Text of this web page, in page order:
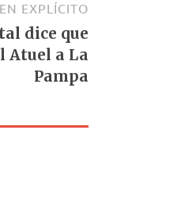
EXPLÍCITO
dice que
Atuel a La
Pampa